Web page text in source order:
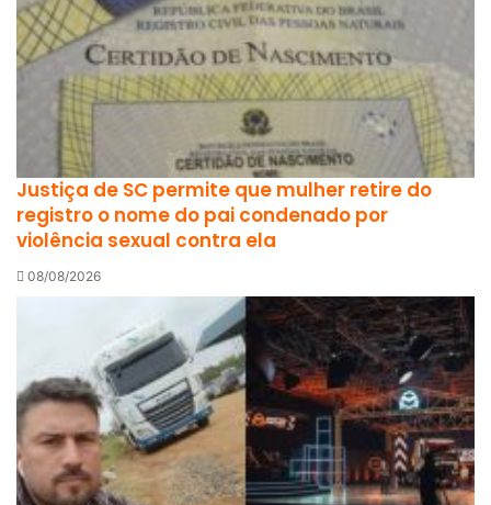
Justiça de SC permite que mulher retire do
registro o nome do pai condenado por
violência sexual contra ela
08/08/2026